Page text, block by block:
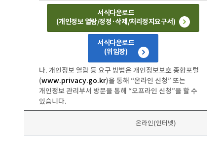
서식다운로드
(개인정보 열람/정정·삭제/처리정지요구서)
서식다운로드
(위임장)
나. 개인정보 열람 등 요구 방법은 개인정보보호 종합포털
(www.privacy.go.kr)을 통해 “온라인 신청” 또는
개인정보 관리부서 방문을 통해 “오프라인 신청”을 할 수
있습니다.
온라인(인터넷)